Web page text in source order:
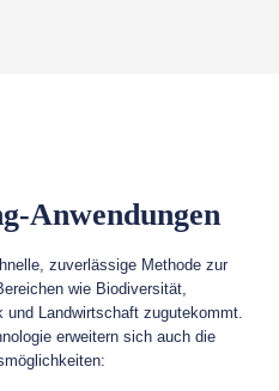
Anwendungen
zuverlässige Methode zur
wie Biodiversität,
und Landwirtschaft zugutekommt.
erweitern sich auch die